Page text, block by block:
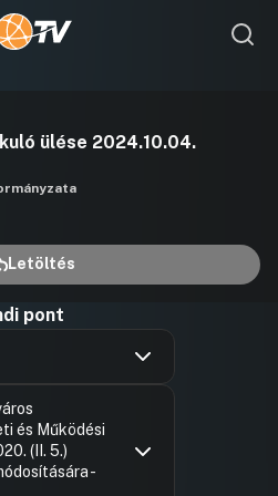
ülése 2024.10.04.
Letöltés
pont
és Működési
(II. 5.)
-